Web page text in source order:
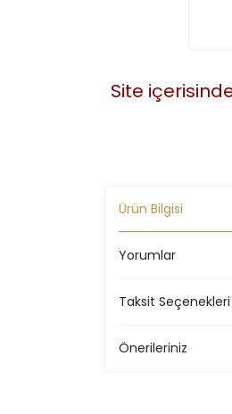
Site
Ürün Bilgisi
Yorumlar
Taksit Seçenekleri
Önerileriniz